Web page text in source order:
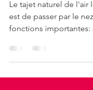
Ton Corps
L'Inspiration
Le tajet naturel de l'air
grâce aux poils du nez